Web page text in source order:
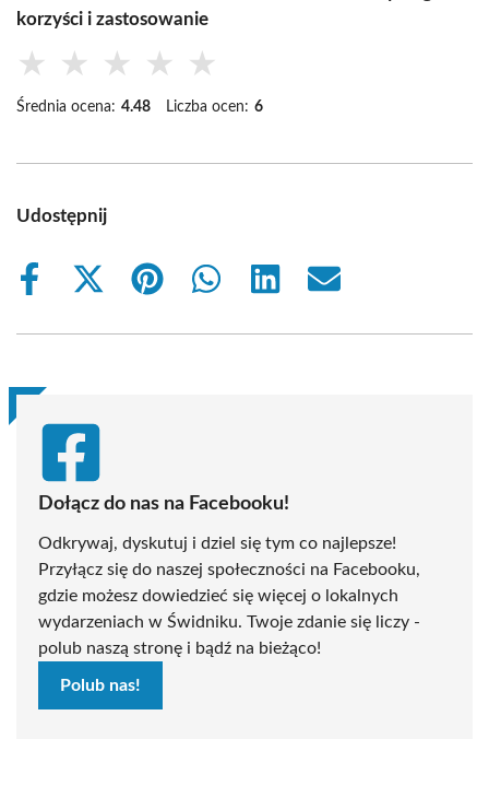
korzyści i zastosowanie
★ ★ ★ ★ ★
Średnia ocena: 4.48 Liczba ocen: 6
Udostępnij
Share
Share
(Twitter)
Share
Share
Share
Share
Dołącz do nas na Facebooku!
Odkrywaj, dyskutuj i dziel się tym co najlepsze!
Przyłącz się do naszej społeczności na Facebooku,
gdzie możesz dowiedzieć się więcej o lokalnych
wydarzeniach w Świdniku. Twoje zdanie się liczy -
polub naszą stronę i bądź na bieżąco!
Polub nas!